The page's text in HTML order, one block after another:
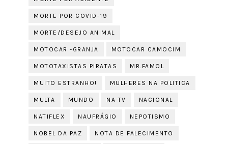
MORTE POR COVID-19
MORTE/DESEJO ANIMAL
MOTOCAR -GRANJA MOTOCAR CAMOCIM
MOTOTAXISTAS PIRATAS MR.FAMOL
MUITO ESTRANHO! MULHERES NA POLITICA
MULTA MUNDO NA TV NACIONAL
NATIFLEX NAUFRÁGIO NEPOTISMO
NOBEL DA PAZ NOTA DE FALECIMENTO